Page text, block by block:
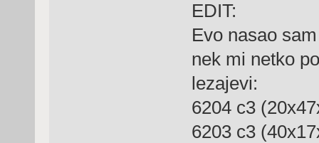
EDIT:
Evo nasao
nek mi netko
lezajevi:
6204 c3
6203 c3